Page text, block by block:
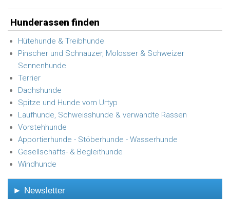
Hunderassen finden
Hütehunde & Treibhunde
Pinscher und Schnauzer, Molosser & Schweizer
Sennenhunde
Terrier
Dachshunde
Spitze und Hunde vom Urtyp
Laufhunde, Schweisshunde & verwandte Rassen
Vorstehhunde
Apportierhunde - Stöberhunde - Wasserhunde
Gesellschafts- & Begleithunde
Windhunde
► Newsletter